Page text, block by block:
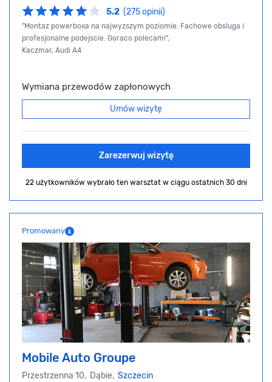
5.2 (275 opinii)
"Montaz powerboxa na najwyzszym poziomie. Fachowe obsluga i
profesjonalne podejscie. Goraco polecam!",
Kaczmar, Audi A4
Wymiana przewodów zapłonowych
Umów wizytę
Zarezerwuj wizytę
22 użytkowników wybrało ten warsztat w ciągu ostatnich 30 dni
Promowany
Mobile Auto Groupe
Przestrzenna 10, Dąbie, Szczecin